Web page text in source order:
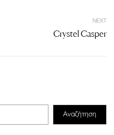
Αναζήτηση
NEXT
Crystel Casper